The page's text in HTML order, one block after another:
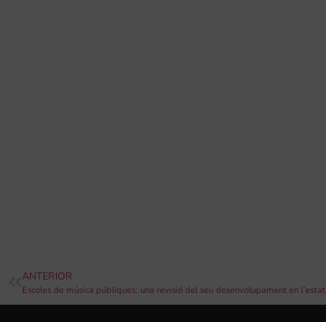
ANTERIOR
Escoles de música públiques: una revisió del seu desenvolupament en l’estat